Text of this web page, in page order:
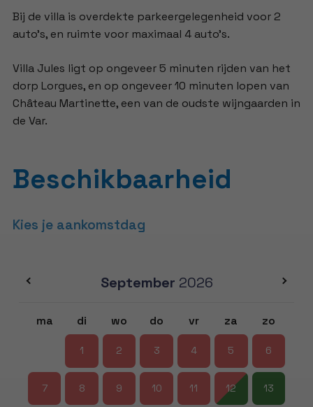
Bij de villa is overdekte parkeergelegenheid voor 2
auto's, en ruimte voor maximaal 4 auto's.
Villa Jules ligt op ongeveer 5 minuten rijden van het
dorp Lorgues, en op ongeveer 10 minuten lopen van
Château Martinette, een van de oudste wijngaarden in
de Var.
Beschikbaarheid
Kies je aankomstdag
September 2026
ma di wo do vr za zo
1 2 3 4 5 6
7 8 9 10 11 12 13